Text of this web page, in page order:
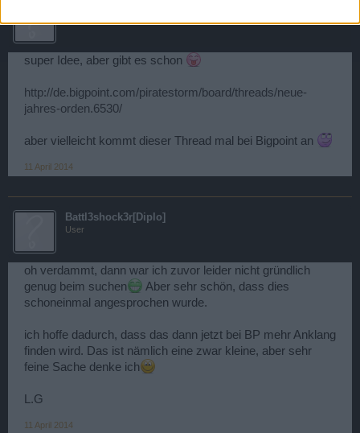
super Idee, aber gibt es schon
http://de.bigpoint.com/piratestorm/board/threads/neue-
jahres-orden.6530/
aber vielleicht kommt dieser Thread mal bei Bigpoint an
11 April 2014
Battl3shock3r[Diplo]
User
oh verdammt, dann war ich zuvor leider nicht gründlich
genug beim suchen
Aber sehr schön, dass dies
schoneinmal angesprochen wurde.
ich hoffe dadurch, dass das dann jetzt bei BP mehr Anklang
finden wird. Das ist nämlich eine zwar kleine, aber sehr
feine Sache denke ich
L.G
11 April 2014